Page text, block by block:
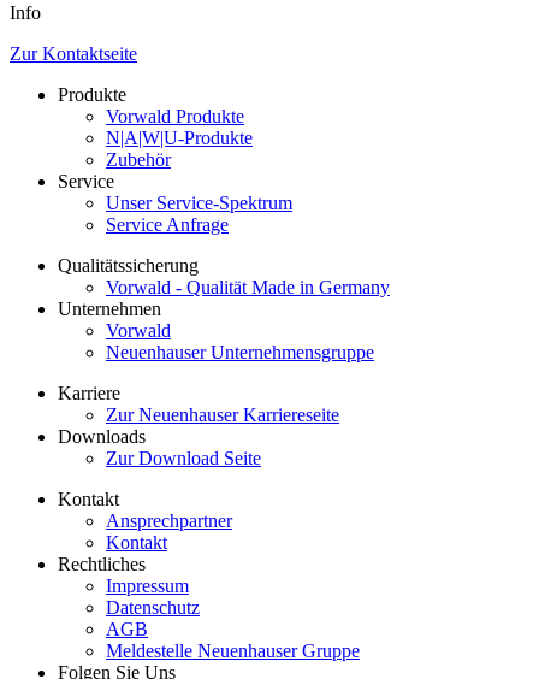
Info
Zur Kontaktseite
Produkte
Vorwald Produkte
N|A|W|U-Produkte
Zubehör
Service
Unser Service-Spektrum
Service Anfrage
Qualitätssicherung
Vorwald - Qualität Made in Germany
Unternehmen
Vorwald
Neuenhauser Unternehmensgruppe
Karriere
Zur Neuenhauser Karriereseite
Downloads
Zur Download Seite
Kontakt
Ansprechpartner
Kontakt
Rechtliches
Impressum
Datenschutz
AGB
Meldestelle Neuenhauser Gruppe
Folgen Sie Uns